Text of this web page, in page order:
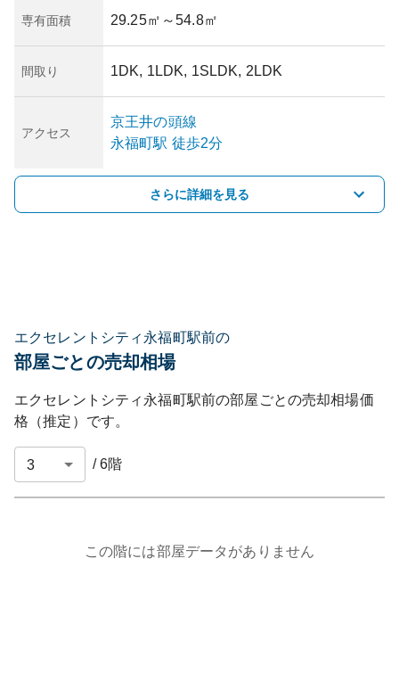
専有面積 29.25㎡ ～54.8㎡
間取り 1DK, 1LDK, 1SLDK, 2LDK
アクセス
京王井の頭線
永福町駅 徒歩2分
さらに詳細を見る
エクセレントシティ永福町駅前の
部屋ごとの売却相場
エクセレントシティ永福町駅前の部屋ごとの売却相場価
格（推定）です。
/6階
この階には部屋データがありません